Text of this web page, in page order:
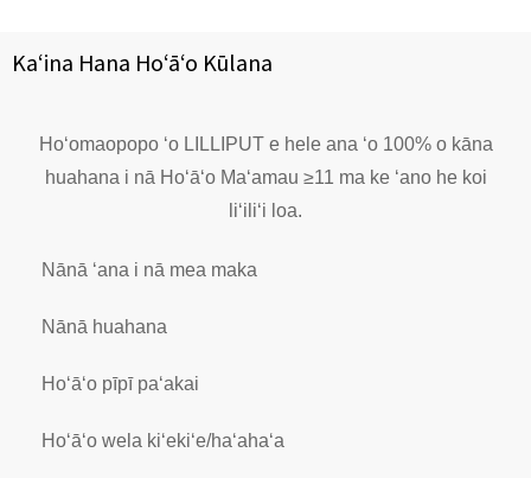
Kaʻina Hana Hoʻāʻo Kūlana
Hoʻomaopopo ʻo LILLIPUT e hele ana ʻo 100% o kāna
huahana i nā Hoʻāʻo Maʻamau ≥11 ma ke ʻano he koi
liʻiliʻi loa.
Nānā ʻana i nā mea maka
Nānā huahana
Hoʻāʻo pīpī paʻakai
Hoʻāʻo wela kiʻekiʻe/haʻahaʻa